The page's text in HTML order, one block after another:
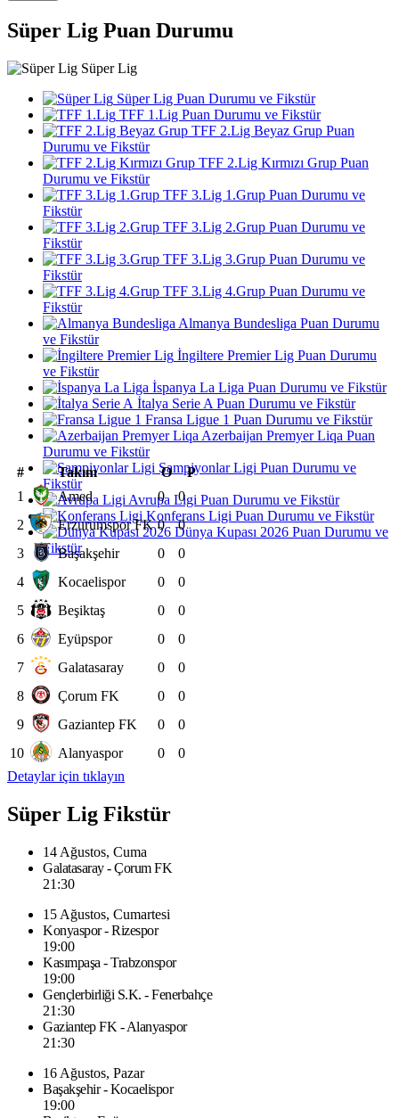
Süper Lig Puan Durumu
Süper Lig
Süper Lig Puan Durumu ve Fikstür
TFF 1.Lig Puan Durumu ve Fikstür
TFF 2.Lig Beyaz Grup Puan
Durumu ve Fikstür
TFF 2.Lig Kırmızı Grup Puan
Durumu ve Fikstür
TFF 3.Lig 1.Grup Puan Durumu ve
Fikstür
TFF 3.Lig 2.Grup Puan Durumu ve
Fikstür
TFF 3.Lig 3.Grup Puan Durumu ve
Fikstür
TFF 3.Lig 4.Grup Puan Durumu ve
Fikstür
Almanya Bundesliga Puan Durumu
ve Fikstür
İngiltere Premier Lig Puan Durumu
ve Fikstür
İspanya La Liga Puan Durumu ve Fikstür
İtalya Serie A Puan Durumu ve Fikstür
Fransa Ligue 1 Puan Durumu ve Fikstür
Azerbaijan Premyer Liqa Puan
Durumu ve Fikstür
Şampiyonlar Ligi Puan Durumu ve
Fikstür
Avrupa Ligi Puan Durumu ve Fikstür
Konferans Ligi Puan Durumu ve Fikstür
Dünya Kupası 2026 Puan Durumu ve
Fikstür
# Takım O
P
1
Amed 0
0
2
Erzurumspor FK 0
0
3
Başakşehir 0
0
4
Kocaelispor 0
0
5
Beşiktaş 0
0
6
Eyüpspor 0
0
7
Galatasaray 0
0
8
Çorum FK 0
0
9
Gaziantep FK 0
0
10
Alanyaspor 0
0
Detaylar için tıklayın
Süper Lig Fikstür
14 Ağustos, Cuma
Galatasaray - Çorum FK
21:30
15 Ağustos, Cumartesi
Konyaspor - Rizespor
19:00
Kasımpaşa - Trabzonspor
19:00
Gençlerbirliği S.K. - Fenerbahçe
21:30
Gaziantep FK - Alanyaspor
21:30
16 Ağustos, Pazar
Başakşehir - Kocaelispor
19:00